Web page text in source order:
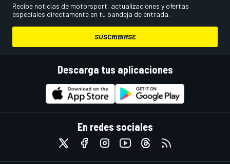
Recibe noticias de motorsport, actualizaciones y ofertas
especiales directamente en tu bandeja de entrada.
SUSCRIBIRSE
Descarga tus aplicaciones
En redes sociales